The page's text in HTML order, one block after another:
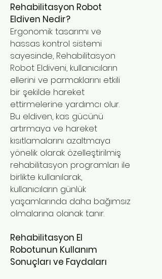
Rehabilitasyon Robot
Eldiven Nedir?
Ergonomik tasarımı ve
hassas kontrol sistemi
sayesinde, Rehabilitasyon
Robot Eldiveni, kullanıcıların
ellerini ve parmaklarını etkili
bir şekilde hareket
ettirmelerine yardımcı olur.
Bu eldiven, kas gücünü
artırmaya ve hareket
kısıtlamalarını azaltmaya
yönelik olarak özelleştirilmiş
rehabilitasyon programları ile
birlikte kullanılarak,
kullanıcıların günlük
yaşamlarında daha bağımsız
olmalarına olanak tanır.
Rehabilitasyon El
Robotunun Kullanım
Sonuçları ve Faydaları